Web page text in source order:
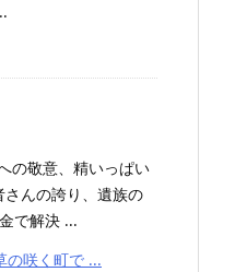
の敬意、精いっぱい
んの誇り、遺族の
で解決 ...
の咲く町で ...